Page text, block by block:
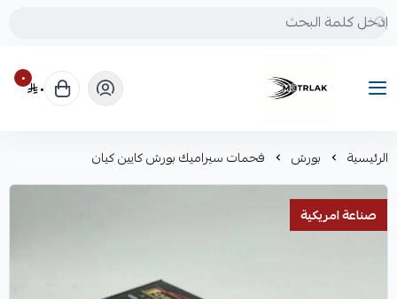
Motrlak
٠ ٠
الرئيسية بورش فحمات سيراميك بورش كايين كيان
صناعة امريكية